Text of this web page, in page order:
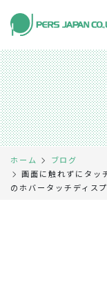
私たちの特長 About Us
事業内容 Business
事例紹介 Case
企業情報 Company
ホーム
ブログ
画面に触れずにタッ
のホバータッチディスプ